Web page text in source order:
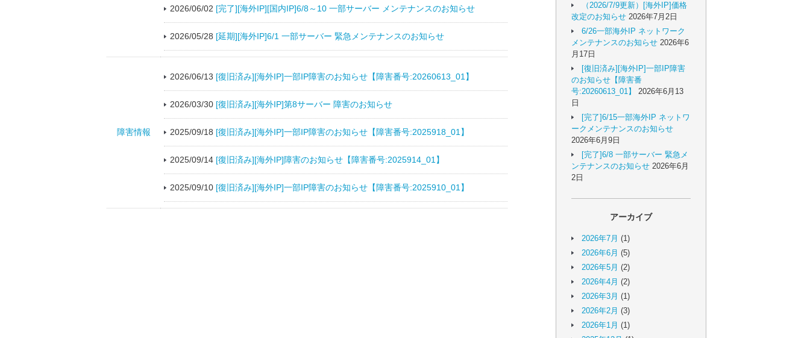
2026/06/02 [完了][海外IP][国内IP]6/8～10 一部サーバー メンテナンスのお知らせ
2026/05/28 [延期][海外IP]6/1 一部サーバー 緊急メンテナンスのお知らせ
障害情報
2026/06/13 [復旧済み][海外IP]一部IP障害のお知らせ【障害番号:20260613_01】
2026/03/30 [復旧済み][海外IP]第8サーバー 障害のお知らせ
2025/09/18 [復旧済み][海外IP]一部IP障害のお知らせ【障害番号:2025918_01】
2025/09/14 [復旧済み][海外IP]障害のお知らせ【障害番号:2025914_01】
2025/09/10 [復旧済み][海外IP]一部IP障害のお知らせ【障害番号:2025910_01】
（2026/7/9更新）[海外IP]価格
改定のお知らせ 2026年7月2日
6/26一部海外IP ネットワーク
メンテナンスのお知らせ 2026年6
月17日
[復旧済み][海外IP]一部IP障害
のお知らせ【障害番
号:20260613_01】
2026年6月13
日
[完了]6/15一部海外IP ネットワ
ークメンテナンスのお知らせ
2026年6月9日
[完了]6/8 一部サーバー 緊急メ
ンテナンスのお知らせ 2026年6月
2日
アーカイブ
2026年7月 (1)
2026年6月 (5)
2026年5月 (2)
2026年4月 (2)
2026年3月 (1)
2026年2月 (3)
2026年1月 (1)